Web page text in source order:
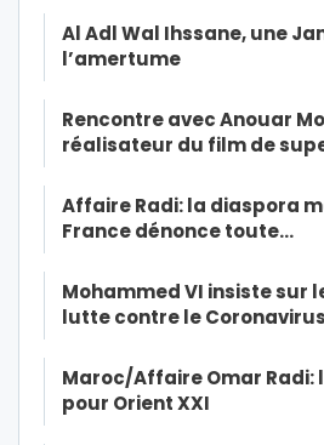
Al Adl Wal Ihssane, une
l’amertume
Rencontre avec Anouar
réalisateur du film de
Affaire Radi: la diaspora
France dénonce toute…
Mohammed VI insiste sur
lutte contre le Coronavirus
Maroc/Affaire Omar Radi:
pour Orient XXI